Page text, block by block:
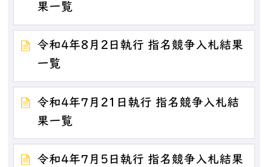
果一覧
令和4年8月2日執行 指名競争入札結果
一覧
令和4年7月21日執行 指名競争入札結
果一覧
令和4年7月5日執行 指名競争入札結果